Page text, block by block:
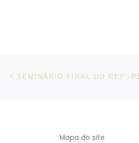
Post navigation
Mapa do site